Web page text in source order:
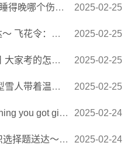
了五六个小时，这两种情况都... 2025-02-25
大家快来对起来叭[心] ​... 2025-02-25
理想的读研学校和专业吧[... 2025-02-25
今晚的梦 也如这场景般，... 2025-02-25
your spice so pour me up... 2025-02-24
一起大量食用？[心] http://t.c... 2025-02-24